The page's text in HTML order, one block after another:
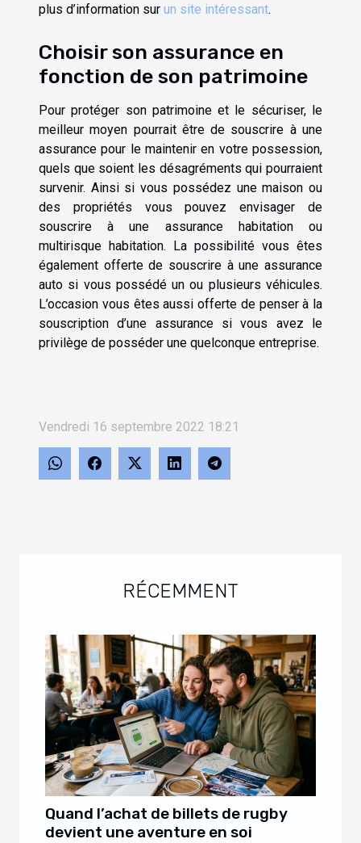
plus d’information sur un site intéressant.
Choisir son assurance en
fonction de son patrimoine
Pour protéger son patrimoine et le sécuriser, le
meilleur moyen pourrait être de souscrire à une
assurance pour le maintenir en votre possession,
quels que soient les désagréments qui pourraient
survenir. Ainsi si vous possédez une maison ou
des propriétés vous pouvez envisager de
souscrire à une assurance habitation ou
multirisque habitation. La possibilité vous êtes
également offerte de souscrire à une assurance
auto si vous possédé un ou plusieurs véhicules.
L’occasion vous êtes aussi offerte de penser à la
souscription d’une assurance si vous avez le
privilège de posséder une quelconque entreprise.
Vendredi 16 septembre 2022 18:21
RÉCEMMENT
Quand l’achat de billets de rugby
devient une aventure en soi